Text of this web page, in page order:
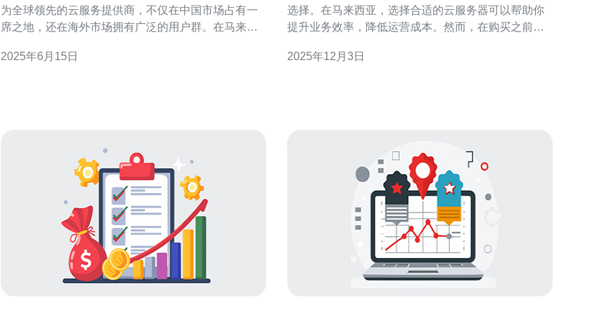
为全球领先的云服务提供商，不仅在中国市场占有一
席之地，还在海外市场拥有广泛的用户群。在马来西
云计算服务。 腾讯云的马来西亚服务器采用先进的硬
2025年6月15日
选择。在马来西亚，选择合适的云服务器可以帮助你
提升业务效率，降低运营成本。然而，在购买之前，
细的步骤和指南，帮助你顺利购买云服务器。 1. 确定
2025年12月3日